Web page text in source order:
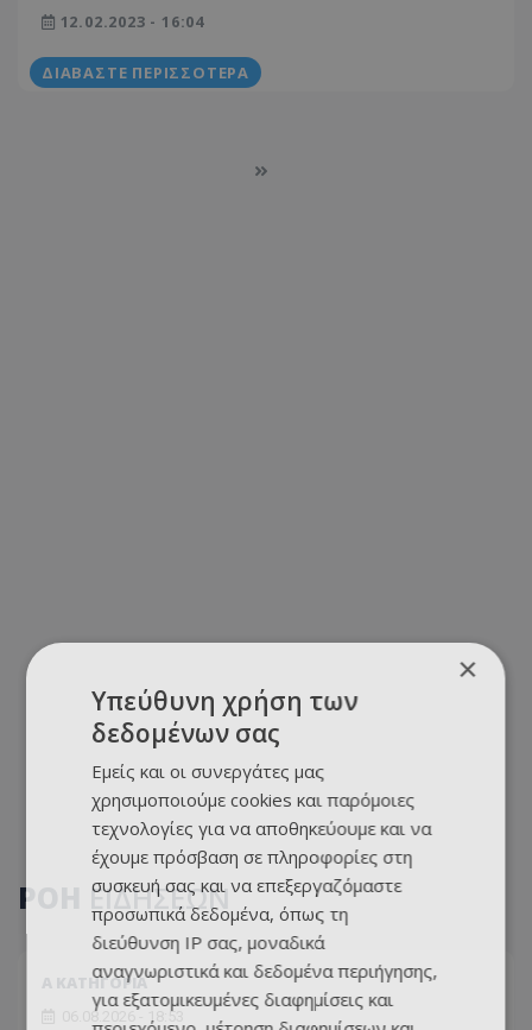
12.02.2023 - 16:04
ΔΙΑΒΆΣΤΕ ΠΕΡΙΣΣΌΤΕΡΑ
ΡΟΗ ΕΙΔΗΣΕΩΝ
Α ΚΑΤΗΓΟΡΙΑ
06.08.2026 - 18:53
×
Υπεύθυνη χρήση των
δεδομένων σας
Εμείς και οι συνεργάτες μας
χρησιμοποιούμε cookies και παρόμοιες
τεχνολογίες για να αποθηκεύουμε και να
έχουμε πρόσβαση σε πληροφορίες στη
συσκευή σας και να επεξεργαζόμαστε
προσωπικά δεδομένα, όπως τη
διεύθυνση IP σας, μοναδικά
αναγνωριστικά και δεδομένα περιήγησης,
για εξατομικευμένες διαφημίσεις και